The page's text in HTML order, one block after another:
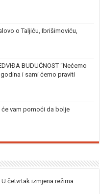
o Taljiću, Ibrišimoviću,
BUDUĆNOST “Nećemo
i sami ćemo praviti
vam pomoći da bolje
četvrtak izmjena režima